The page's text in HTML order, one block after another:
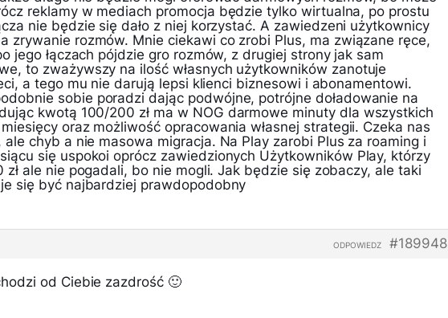
reklamy w mediach promocja będzie tylko wirtualna, po prostu
nie będzie się dało z niej korzystać. A zawiedzeni użytkownicy
zrywanie rozmów. Mnie ciekawi co zrobi Plus, ma związane ręce,
jego łączach pójdzie gro rozmów, z drugiej strony jak sam
to zważywszy na ilość własnych użytkowników zanotuje
a tego mu nie darują lepsi klienci biznesowi i abonamentowi.
sobie poradzi dając podwójne, potrójne doładowanie na
kwotą 100/200 zł ma w NOG darmowe minuty dla wszystkich
oraz możliwość opracowania własnej strategii. Czeka nas
ale chyb a nie masowa migracja. Na Play zarobi Plus za roaming i
się uspokoi oprócz zawiedzionych Użytkowników Play, którzy
zł ale nie pogadali, bo nie mogli. Jak będzie się zobaczy, ale taki
się być najbardziej prawdopodobny
#189948
ODPOWIEDZ
od Ciebie zazdrość 🙂